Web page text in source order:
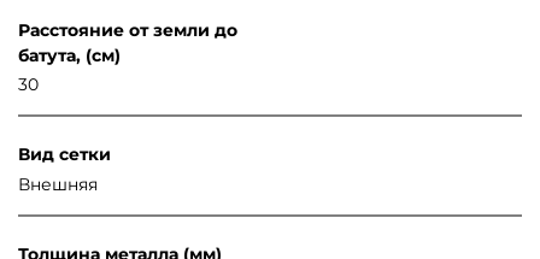
Расстояние от земли до
батута, (см)
30
Вид сетки
Внешняя
Толщина металла (мм)